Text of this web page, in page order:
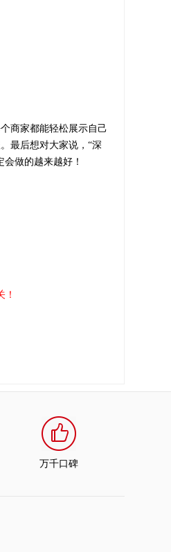
商家都能轻松展示自己
最后想对大家说，“深
做的越来越好！
万千口碑